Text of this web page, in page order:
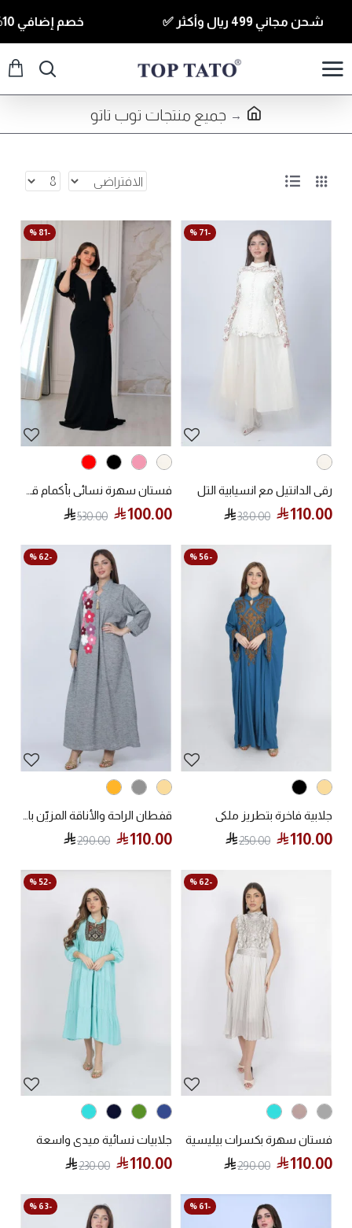
شحن مجاني 499 ريال وأكثر ✅ خصم إضافي 10% للقطع الي قيمتها 350 ريال وأكثر كود ( T10 ) ✅
جميع منتجات توب تاتو
-71 %
رقي الدانتيل مع انسيابية التل
110.00
380.00
-81 %
100.00
530.00
-56 %
جلابية فاخرة بتطريز ملكي
110.00
250.00
-62 %
قفطان الراحة والأناقة المزيّن بالزهور
110.00
290.00
-62 %
فستان سهرة بكسرات بيليسية
110.00
290.00
-52 %
جلابيات نسائية ميدي واسعة
110.00
230.00
-61 %
-63 %